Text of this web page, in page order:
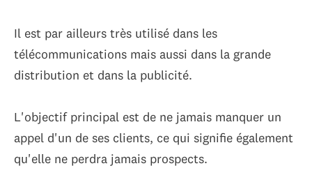
Il est par ailleurs très utilisé dans les
télécommunications mais aussi dans la grande
distribution et dans la publicité.
L'objectif principal est de ne jamais manquer un
appel d'un de ses clients, ce qui signifie également
qu'elle ne perdra jamais prospects.